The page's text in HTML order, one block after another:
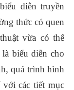
diễn truyền
thức có quen
vừa có thể
biểu diễn cho
quá trình hình
với các tiết mục